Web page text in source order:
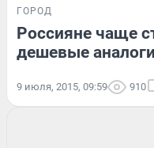
ГОРОД
Россияне чаще
дешевые
9 июля, 2015, 09:59 910